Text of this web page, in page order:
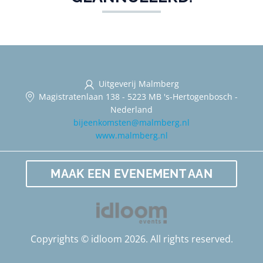
Uitgeverij Malmberg
Magistratenlaan 138 - 5223 MB 's-Hertogenbosch -
Nederland
bijeenkomsten@malmberg.nl
www.malmberg.nl
MAAK EEN EVENEMENT AAN
Copyrights © idloom 2026. All rights reserved.